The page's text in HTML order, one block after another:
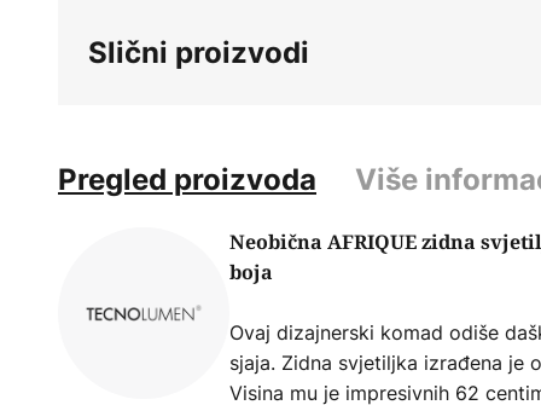
Slični proizvodi
Pregled proizvoda Više
Neobična AFRIQUE zidna
boja
Ovaj dizajnerski komad odiše
sjaja. Zidna svjetiljka izrađena je
Visina mu je impresivnih 62